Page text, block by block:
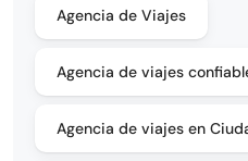
Agencia de Viajes
Agencia de viajes
Agencia de viajes en